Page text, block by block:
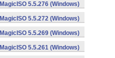
MagicISO 5.5.276 (Windows)
MagicISO 5.5.272 (Windows)
MagicISO 5.5.269 (Windows)
MagicISO 5.5.261 (Windows)